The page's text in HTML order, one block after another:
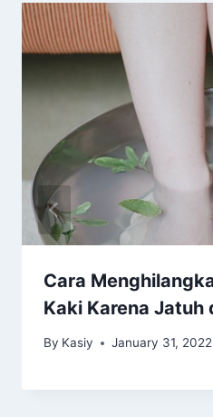
Cara
Kaki Karena Jatuh
By Kasiy January 31, 2022